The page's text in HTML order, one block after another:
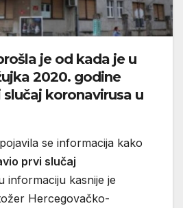
je od kada je u
2020. godine
koronavirusa u
se informacija kako
prvi slučaj
informaciju kasnije je
Hercegovačko-